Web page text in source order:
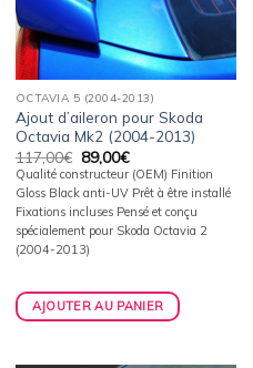
OCTAVIA 5 (2004-2013)
Ajout d’aileron pour Skoda
Octavia Mk2 (2004-2013)
117,00€ Le
prix
initial
était :
117,00€.
89,00€Le
prix
actuel
est :
89,00€.
Qualité constructeur (OEM) Finition
Gloss Black anti-UV Prêt à être installé
Fixations incluses Pensé et conçu
spécialement pour Skoda Octavia 2
(2004-2013)
AJOUTER AU PANIER